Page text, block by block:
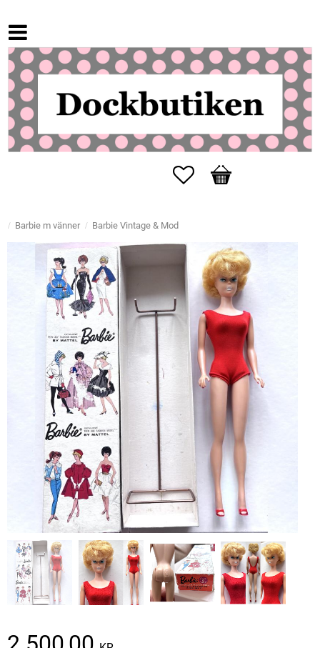
Favoriter
Kundvagn
Barbie m vänner Barbie Vintage & Mod